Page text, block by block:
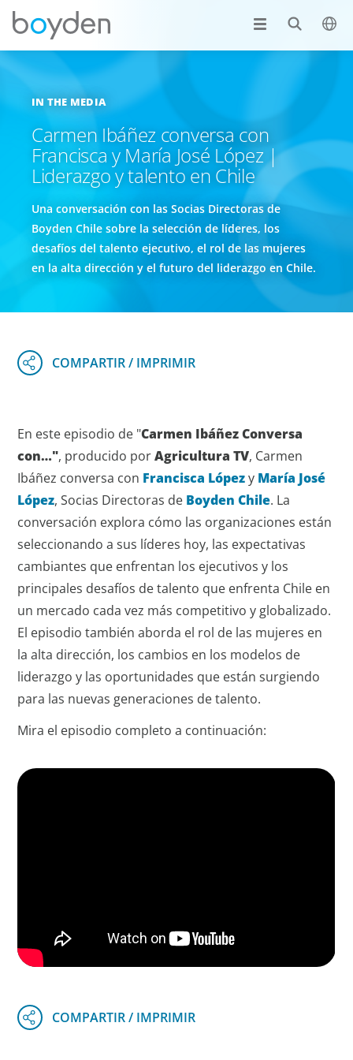
IN THE MEDIA
Carmen Ibáñez conversa con
Francisca y María José López |
Liderazgo y talento en Chile
Una conversación con las Socias Directoras de
Boyden Chile sobre la selección de líderes, los
desafíos del talento ejecutivo, el rol de las mujeres
en la alta dirección y el futuro del liderazgo en Chile.
En este episodio de "Carmen Ibáñez Conversa
con…", producido porAgricultura TV, Carmen
Ibáñez conversa con Francisca Lópezy María José
López, Socias Directoras de Boyden Chile. La
conversación explora cómo las organizaciones están
seleccionando a sus líderes hoy, las expectativas
cambiantes que enfrentan los ejecutivos y los
principales desafíos de talento que enfrenta Chile en
un mercado cada vez más competitivo y globalizado.
El episodio también aborda el rol de las mujeres en
la alta dirección, los cambios en los modelos de
liderazgo y las oportunidades que están surgiendo
para las nuevas generaciones de talento.
Mira el episodio completo a continuación: